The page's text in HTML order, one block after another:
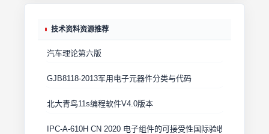
技术资料资源推荐
汽车理论第六版
GJB8118-2013军用电子元器件分类与代码
北大青鸟11s编程软件V4.0版本
IPC-A-610H CN 2020 电子组件的可接受性国际验收标准